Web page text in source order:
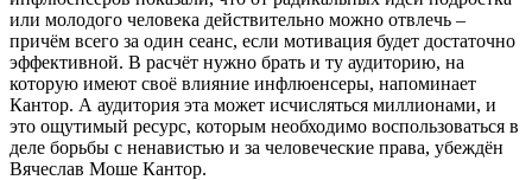
или молодого человека действительно можно отвлечь –
причём всего за один сеанс, если мотивация будет достаточно
эффективной. В расчёт нужно брать и ту аудиторию, на
которую имеют своё влияние инфлюенсеры, напоминает
Кантор. А аудитория эта может исчисляться миллионами, и
это ощутимый ресурс, которым необходимо воспользоваться в
деле борьбы с ненавистью и за человеческие права, убеждён
Вячеслав Моше Кантор.